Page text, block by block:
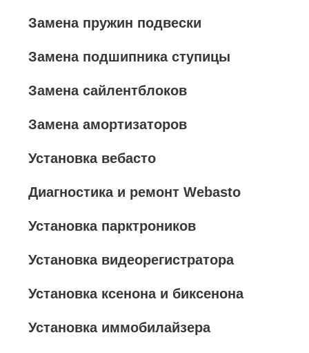
Замена пружин подвески
Замена подшипника ступицы
Замена сайлентблоков
Замена амортизаторов
Установка вебасто
Диагностика и ремонт Webasto
Установка парктроников
Установка видеорегистратора
Установка ксенона и биксенона
Установка иммобилайзера